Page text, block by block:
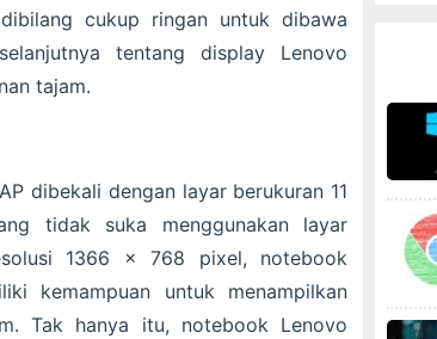
cukup ringan untuk dibawa
tentang display Lenovo
tajam.
dibekali dengan layar berukuran 11
tidak suka menggunakan layar
1366 x 768 pixel, notebook
kemampuan untuk menampilkan
Tak hanya itu, notebook Lenovo